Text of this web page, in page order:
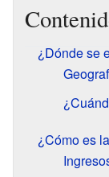
¿Dónde se
¿Cómo es